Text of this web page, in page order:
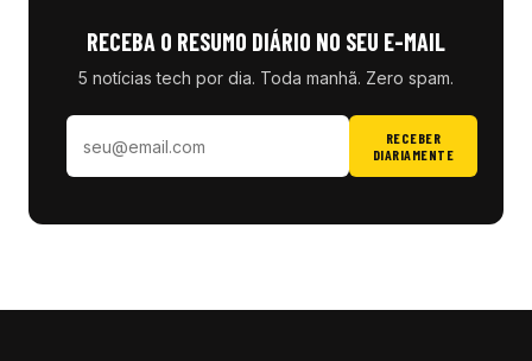
RECEBA O RESUMO DIÁRIO NO SEU E-MAIL
5 notícias tech por dia. Toda manhã. Zero spam.
RECEBER
DIARIAMENTE